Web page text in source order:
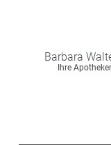
Barbara
Ihre